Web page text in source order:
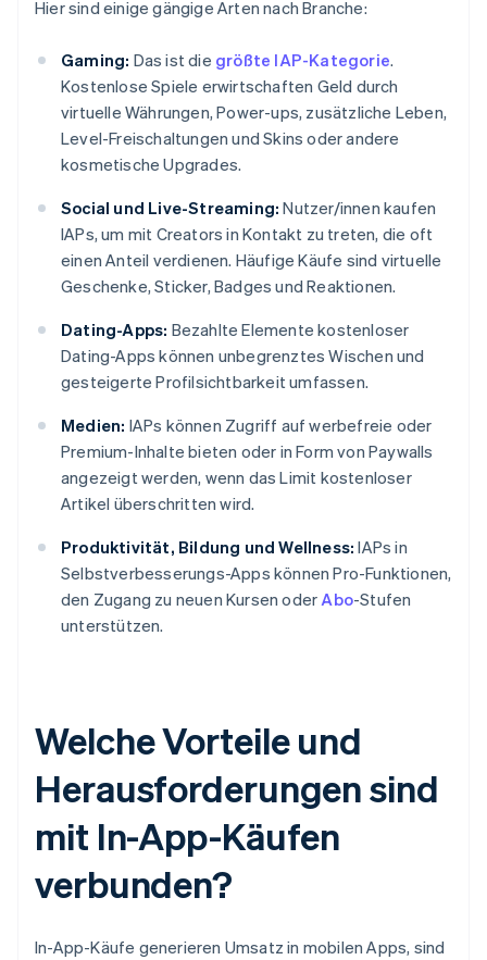
Hier sind einige gängige Arten nach Branche:
Gaming: Das ist die größte IAP-Kategorie.
Kostenlose Spiele erwirtschaften Geld durch
virtuelle Währungen, Power-ups, zusätzliche Leben,
Level-Freischaltungen und Skins oder andere
kosmetische Upgrades.
Social und Live-Streaming: Nutzer/innen kaufen
IAPs, um mit Creators in Kontakt zu treten, die oft
einen Anteil verdienen. Häufige Käufe sind virtuelle
Geschenke, Sticker, Badges und Reaktionen.
Dating-Apps: Bezahlte Elemente kostenloser
Dating-Apps können unbegrenztes Wischen und
gesteigerte Profilsichtbarkeit umfassen.
Medien: IAPs können Zugriff auf werbefreie oder
Premium-Inhalte bieten oder in Form von Paywalls
angezeigt werden, wenn das Limit kostenloser
Artikel überschritten wird.
Produktivität, Bildung und Wellness: IAPs in
Selbstverbesserungs-Apps können Pro-Funktionen,
den Zugang zu neuen Kursen oderAbo-Stufen
unterstützen.
Welche Vorteile und
Herausforderungen sind
mit In-App-Käufen
verbunden?
In-App-Käufe generieren Umsatz in mobilen Apps, sind